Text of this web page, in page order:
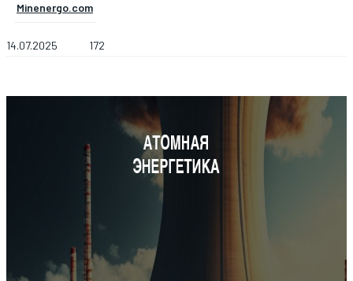
Minenergo.com
14.07.2025 172